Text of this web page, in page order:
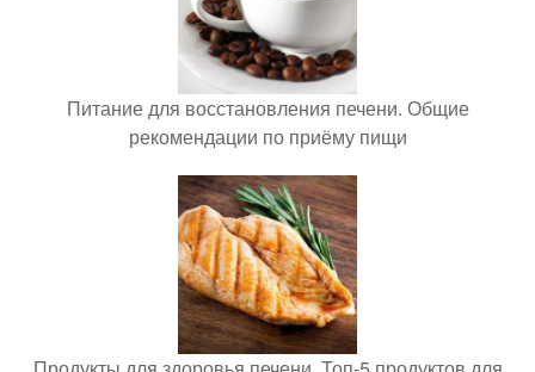
Питание для восстановления печени. Общие
рекомендации по приёму пищи